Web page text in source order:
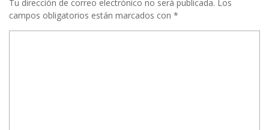
Tu dirección de correo electrónico no será publicada. Los
campos obligatorios están marcados con *